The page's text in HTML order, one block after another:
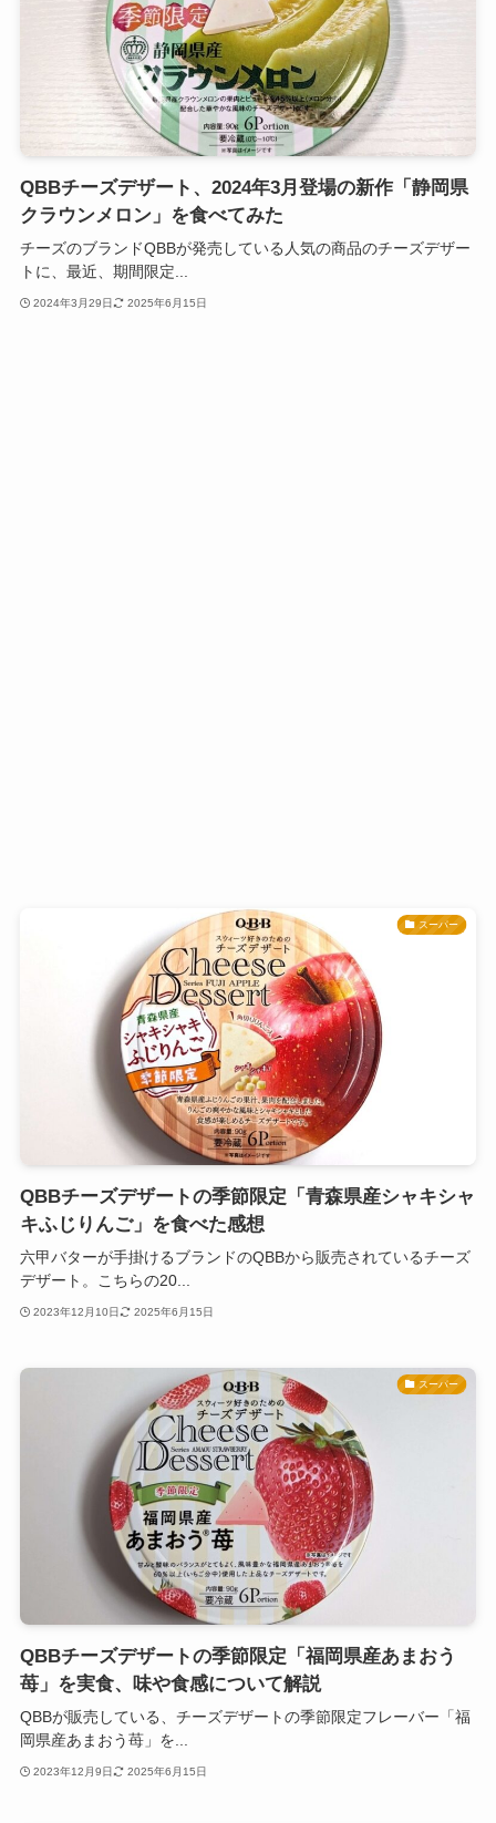
QBBチーズデザート、2024年3月登場の新作「静岡県
クラウンメロン」を食べてみた
チーズのブランドQBBが発売している人気の商品のチーズデザー
トに、最近、期間限定...
2024年3月29日 2025年6月15日
スーパー
QBBチーズデザートの季節限定「青森県産シャキシャ
キふじりんご」を食べた感想
六甲バターが手掛けるブランドのQBBから販売されているチーズ
デザート。こちらの20...
2023年12月10日 2025年6月15日
スーパー
QBBチーズデザートの季節限定「福岡県産あまおう
苺」を実食、味や食感について解説
QBBが販売している、チーズデザートの季節限定フレーバー「福
岡県産あまおう苺」を...
2023年12月9日 2025年6月15日